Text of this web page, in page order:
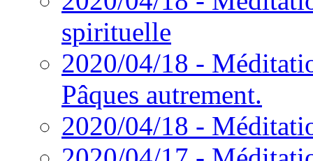
spirituelle
2020/04/18 -
Pâques autrement.
2020/04/18 -